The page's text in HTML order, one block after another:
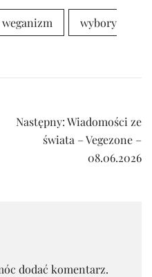
weganizm
wybory
Następny:Wiadomości ze
świata – Vegezone –
08.06.2026
dodać komentarz.